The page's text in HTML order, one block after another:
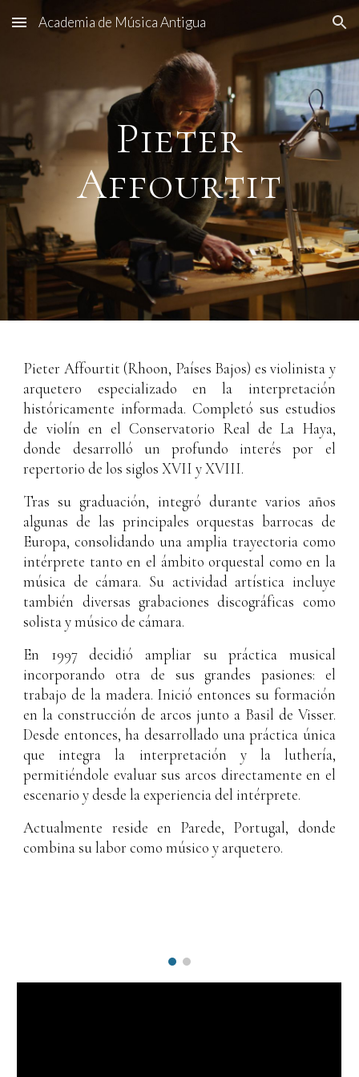
Skip to main content Skip to navigation
Academia de Música Antigua
Pieter
Affourtit
Pieter Affourtit (Rhoon, Países Bajos) es violinista y
arquetero especializado en la interpretación
históricamente informada. Completó sus estudios
de violín en el Conservatorio Real de La Haya,
donde desarrolló un profundo interés por el
repertorio de los siglos XVII y XVIII.
Tras su graduación, integró durante varios años
algunas de las principales orquestas barrocas de
Europa, consolidando una amplia trayectoria como
intérprete tanto en el ámbito orquestal como en la
música de cámara. Su actividad artística incluye
también diversas grabaciones discográficas como
solista y músico de cámara.
En 1997 decidió ampliar su práctica musical
incorporando otra de sus grandes pasiones: el
trabajo de la madera. Inició entonces su formación
en la construcción de arcos junto a Basil de Visser.
Desde entonces, ha desarrollado una práctica única
que integra la interpretación y la luthería,
permitiéndole evaluar sus arcos directamente en el
escenario y desde la experiencia del intérprete.
Actualmente reside en Parede, Portugal, donde
combina su labor como músico y arquetero.